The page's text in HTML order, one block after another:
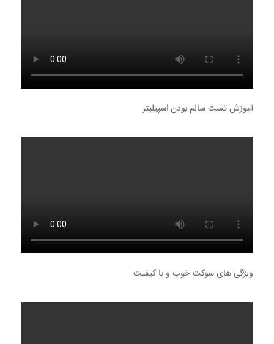
آموزش تست سالم بودن اسپیلیتر
ویژگی های سوکت خوب و با کیفیت